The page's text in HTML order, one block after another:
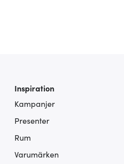
Inspiration
Kampanjer
Presenter
Rum
Varumärken